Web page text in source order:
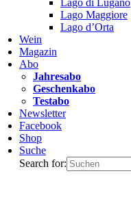
Lago di Lugano
Lago Maggiore
Lago d’Orta
Wein
Magazin
Abo
Jahresabo
Geschenkabo
Testabo
Newsletter
Facebook
Shop
Suche
Search for: